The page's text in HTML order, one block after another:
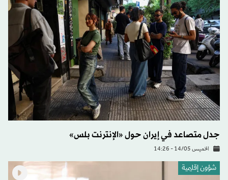
جدل متصاعد في إيران حول «الإنترنت بلس»
الخميس 14/05 - 14:26
شؤون إقليمية